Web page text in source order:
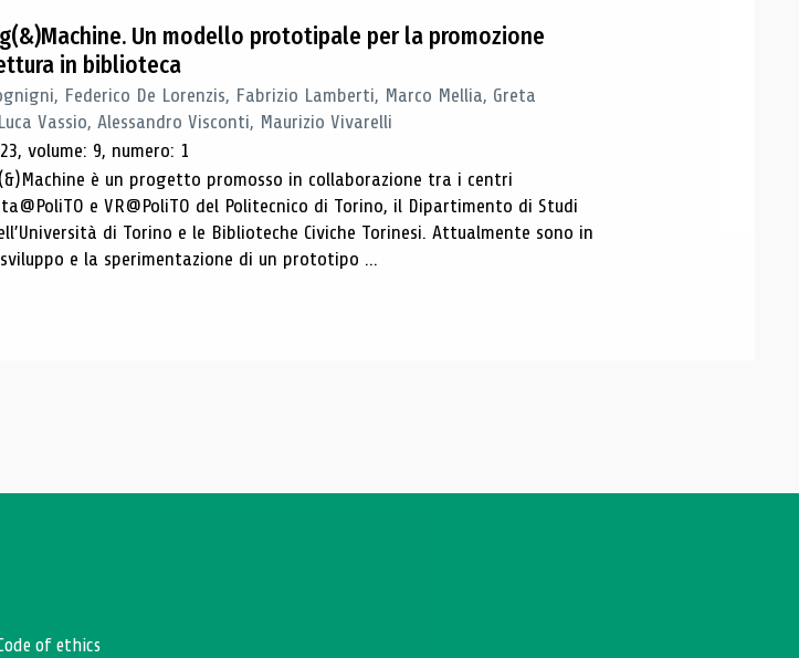
Un modello prototipale per la promozione
in biblioteca
Federico De Lorenzis, Fabrizio Lamberti, Marco Mellia, Greta
Vassio, Alessandro Visconti, Maurizio Vivarelli
volume: 9, numero: 1
è un progetto promosso in collaborazione tra i centri
e VR@PoliTO del Politecnico di Torino, il Dipartimento di Studi
di Torino e le Biblioteche Civiche Torinesi. Attualmente sono in
e la sperimentazione di un prototipo ...
of ethics